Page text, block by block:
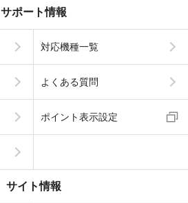
サポート情報
対応機種一覧
よくある質問
ポイント表示設定
サイト情報